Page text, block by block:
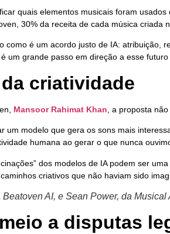
quais elementos musicais foram
30% da receita de cada música criada
como é um acordo justo de IA:
um grande passo em direção a esse futuro
criatividade
Mansoor Rahimat Khan , a proposta
um modelo que gera os sons mais
humana ao gerar o que nunca
dos modelos de IA podem ser
criativos que não haviam sido
AI, e Sean Power, da
a disputas